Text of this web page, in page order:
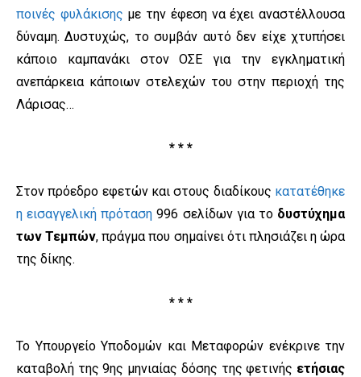
ποινές φυλάκισης με την έφεση να έχει αναστέλλουσα
δύναμη. Δυστυχώς, το συμβάν αυτό δεν είχε χτυπήσει
κάποιο καμπανάκι στον ΟΣΕ για την εγκληματική
ανεπάρκεια κάποιων στελεχών του στην περιοχή της
Λάρισας…
* * *
Στον πρόεδρο εφετών και στους διαδίκους κατατέθηκε
η εισαγγελική πρόταση 996 σελίδων για το δυστύχημα
των Τεμπών, πράγμα που σημαίνει ότι πλησιάζει η ώρα
της δίκης.
* * *
Το Υπουργείο Υποδομών και Μεταφορών ενέκρινε την
καταβολή της 9ης μηνιαίας δόσης της φετινής ετήσιας